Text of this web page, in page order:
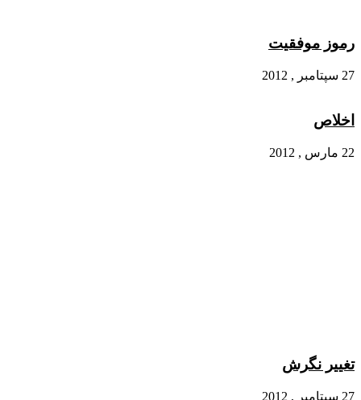
رموز موفقیت
27 سپتامبر , 2012
اخلاص
22 مارس , 2012
تغییر نگرش
27 سپتامبر , 2012